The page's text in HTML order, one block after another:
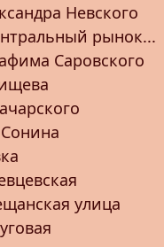
Невского
рынок...
Саровского
улица